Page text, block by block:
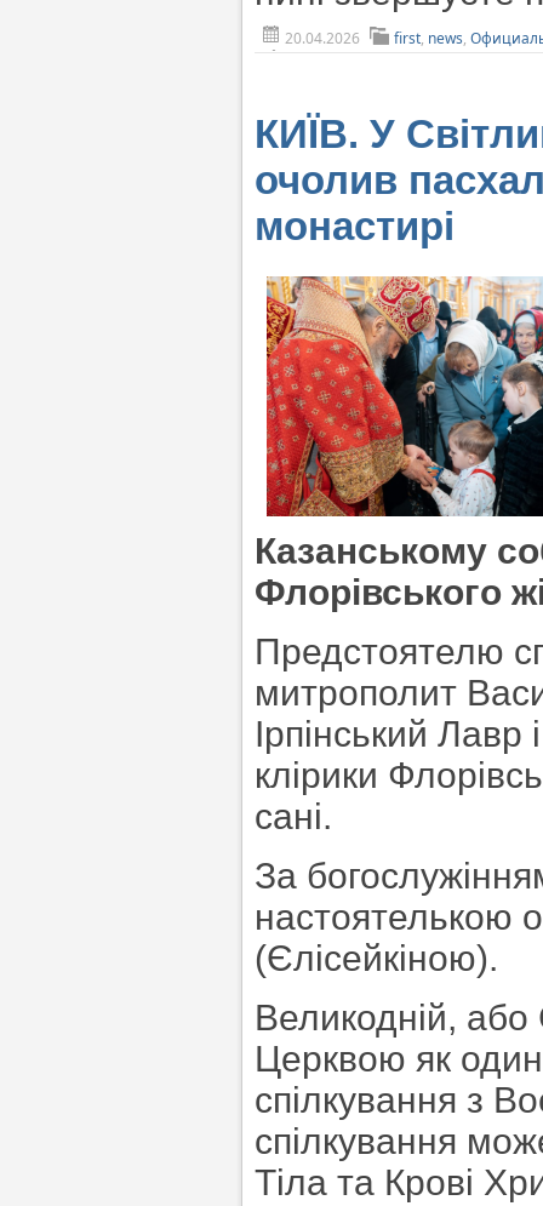
20.04.2026 first, news,
КИЇВ. У
очолив
монастирі
Казанському
Флорівського
Предстоятелю
митрополит
Ірпінський
клірики
сані.
За
настоятелькою
(Єлісейкіною).
Великодній,
Церквою як
спілкування з
спілкування
Тіла та Крові